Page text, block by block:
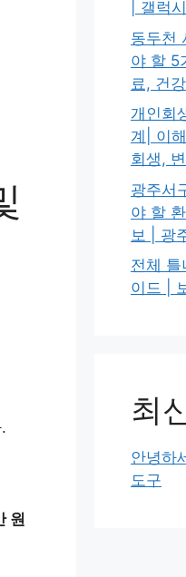
원
| 갤럭
동두천
야 할 5
료, 건
개인회
계| 이
회생,
광주서
야 할
보 | 광
전체
이드 |
최
안녕하
도구